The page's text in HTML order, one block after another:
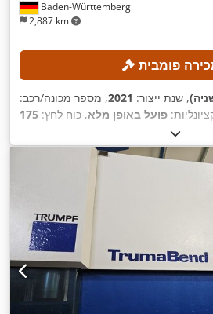
Baden-Württemberg
2,887 km
פומבית
, שנת ייצור: 2021, מספר מכונה/רכב:
פועל באופן מלא, כוח לחץ:
, אורך כולל:
12,000 ק"ג , רוחב עבודה:3,050 מ"מ